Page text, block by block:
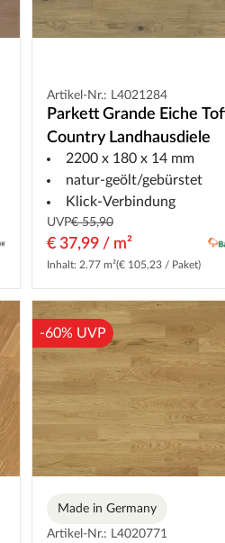
Artikel-Nr.: L4021284
Parkett Grande Eiche
Country Landhausdiele
2200 x 180 x 14 mm
natur-geölt/gebürstet
Klick-Verbindung
UVP€ 55,90
€ 37,99 / m²
Inhalt: 2.77 m²(€ 105,23 / Paket)
-60% UVP
Made in Germany
Artikel-Nr.: L4020771